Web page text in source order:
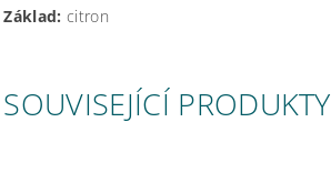
Základ: citron
SOUVISEJÍCÍ PRODUKTY